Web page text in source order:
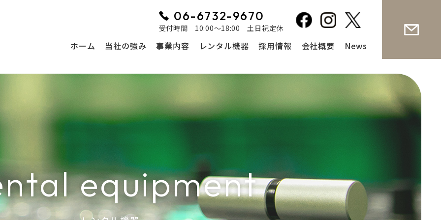
06-6732-9670
受付時間 10:00～18:00 土日祝定休
ホーム 当社の強み 事業内容 レンタル機器 採用情報 会社概要 News
equipment